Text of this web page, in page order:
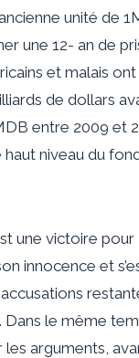
unité de
une 12- an de
et malais
de dollars
entre 2009 et
niveau du
une victoire pour
innocence et
Dans le même
arguments,